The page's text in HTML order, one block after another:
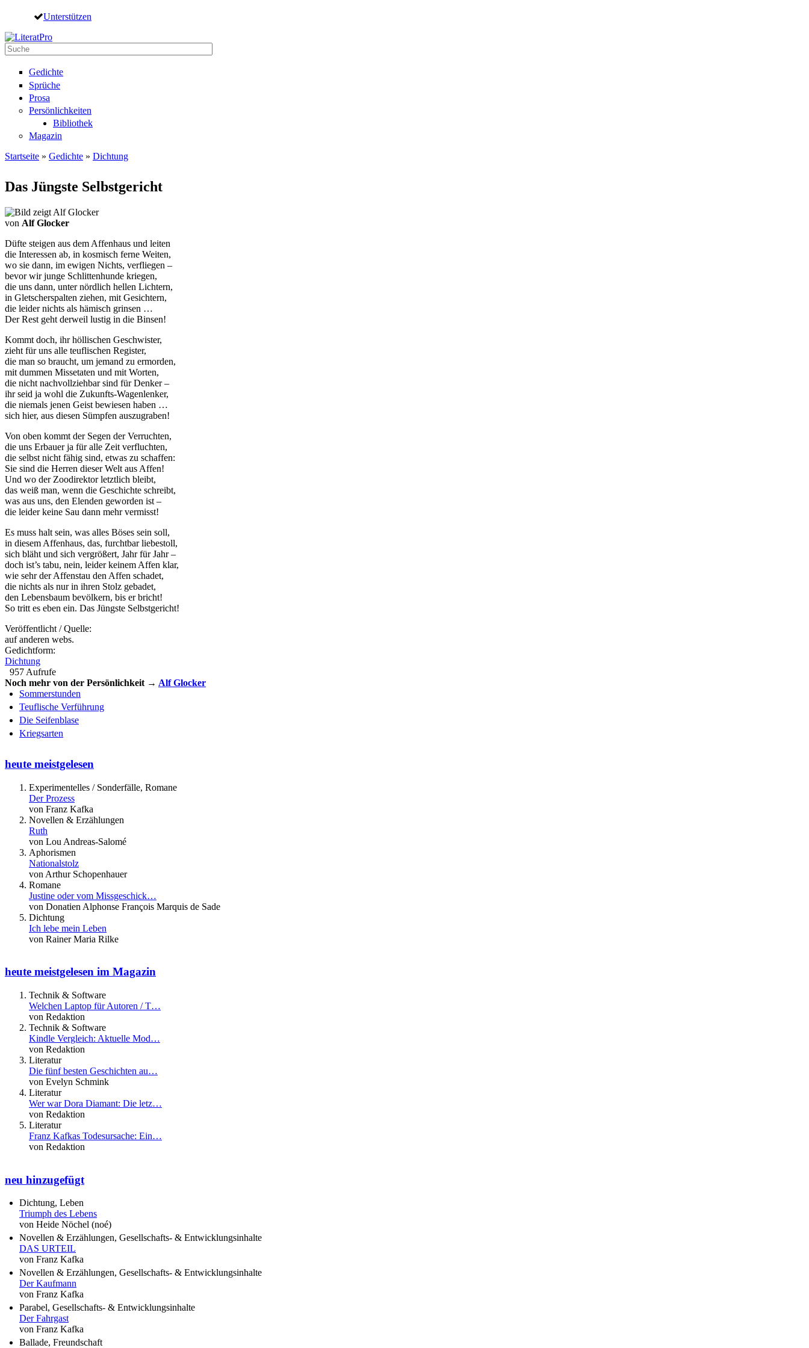
Direkt zum Inhalt
Unterstützen
Suche
Gedichte
Sprüche
Prosa
Persönlichkeiten
Bibliothek
Magazin
Startseite » Gedichte » Dichtung
Das Jüngste Selbstgericht
von Alf Glocker
Düfte steigen aus dem Affenhaus und leiten
die Interessen ab, in kosmisch ferne Weiten,
wo sie dann, im ewigen Nichts, verfliegen –
bevor wir junge Schlittenhunde kriegen,
die uns dann, unter nördlich hellen Lichtern,
in Gletscherspalten ziehen, mit Gesichtern,
die leider nichts als hämisch grinsen …
Der Rest geht derweil lustig in die Binsen!
Kommt doch, ihr höllischen Geschwister,
zieht für uns alle teuflischen Register,
die man so braucht, um jemand zu ermorden,
mit dummen Missetaten und mit Worten,
die nicht nachvollziehbar sind für Denker –
ihr seid ja wohl die Zukunfts-Wagenlenker,
die niemals jenen Geist bewiesen haben …
sich hier, aus diesen Sümpfen auszugraben!
Von oben kommt der Segen der Verruchten,
die uns Erbauer ja für alle Zeit verfluchten,
die selbst nicht fähig sind, etwas zu schaffen:
Sie sind die Herren dieser Welt aus Affen!
Und wo der Zoodirektor letztlich bleibt,
das weiß man, wenn die Geschichte schreibt,
was aus uns, den Elenden geworden ist –
die leider keine Sau dann mehr vermisst!
Es muss halt sein, was alles Böses sein soll,
in diesem Affenhaus, das, furchtbar liebestoll,
sich bläht und sich vergrößert, Jahr für Jahr –
doch ist’s tabu, nein, leider keinem Affen klar,
wie sehr der Affenstau den Affen schadet,
die nichts als nur in ihren Stolz gebadet,
den Lebensbaum bevölkern, bis er bricht!
So tritt es eben ein. Das Jüngste Selbstgericht!
Veröffentlicht / Quelle:
auf anderen webs.
Gedichtform:
Dichtung
957 Aufrufe
Noch mehr von der Persönlichkeit → Alf Glocker
Sommerstunden
Teuflische Verführung
Die Seifenblase
Kriegsarten
heute meistgelesen
Experimentelles / Sonderfälle, Romane
Der Prozess
von Franz Kafka
Novellen & Erzählungen
Ruth
von Lou Andreas-Salomé
Aphorismen
Nationalstolz
von Arthur Schopenhauer
Romane
Justine oder vom Missgeschick…
von Donatien Alphonse François Marquis de Sade
Dichtung
Ich lebe mein Leben
von Rainer Maria Rilke
heute meistgelesen im Magazin
Technik & Software
Welchen Laptop für Autoren / T…
von Redaktion
Technik & Software
Kindle Vergleich: Aktuelle Mod…
von Redaktion
Literatur
Die fünf besten Geschichten au…
von Evelyn Schmink
Literatur
Wer war Dora Diamant: Die letz…
von Redaktion
Literatur
Franz Kafkas Todesursache: Ein…
von Redaktion
neu hinzugefügt
Dichtung, Leben
Triumph des Lebens
von Heide Nöchel (noé)
Novellen & Erzählungen, Gesellschafts- & Entwicklungsinhalte
DAS URTEIL
von Franz Kafka
Novellen & Erzählungen, Gesellschafts- & Entwicklungsinhalte
Der Kaufmann
von Franz Kafka
Parabel, Gesellschafts- & Entwicklungsinhalte
Der Fahrgast
von Franz Kafka
Ballade, Freundschaft